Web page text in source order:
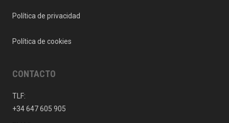
Política de privacidad
Política de cookies
CONTACTO
TLF:
+34 647 605 905